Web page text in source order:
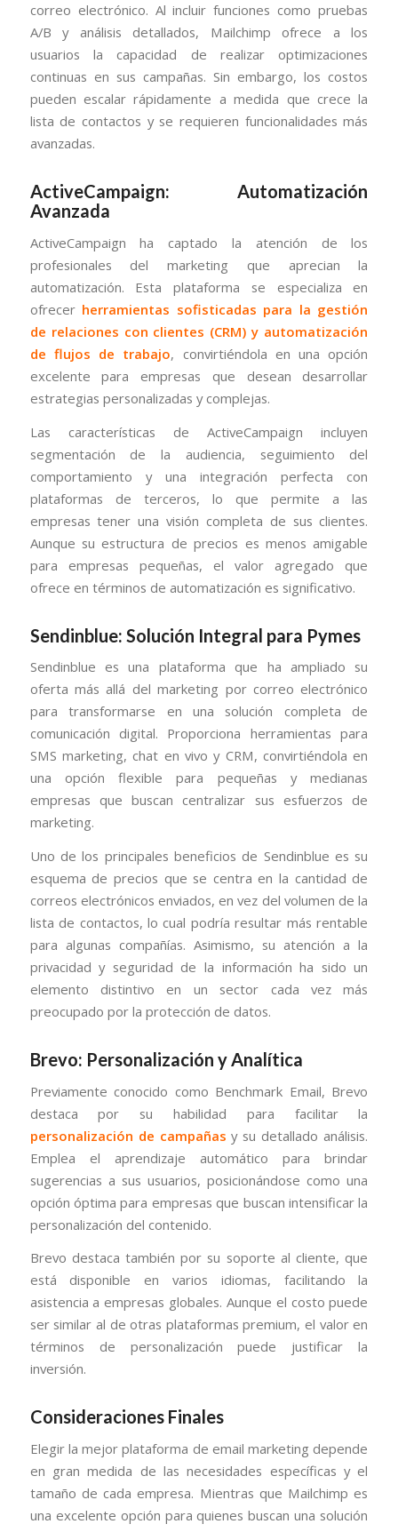
correo electrónico. Al incluir funciones como pruebas
A/B y análisis detallados, Mailchimp ofrece a los
usuarios la capacidad de realizar optimizaciones
continuas en sus campañas. Sin embargo, los costos
pueden escalar rápidamente a medida que crece la
lista de contactos y se requieren funcionalidades más
avanzadas.
ActiveCampaign: Automatización
Avanzada
ActiveCampaign ha captado la atención de los
profesionales del marketing que aprecian la
automatización. Esta plataforma se especializa en
ofrecer herramientas sofisticadas para la gestión
de relaciones con clientes (CRM) y automatización
de flujos de trabajo, convirtiéndola en una opción
excelente para empresas que desean desarrollar
estrategias personalizadas y complejas.
Las características de ActiveCampaign incluyen
segmentación de la audiencia, seguimiento del
comportamiento y una integración perfecta con
plataformas de terceros, lo que permite a las
empresas tener una visión completa de sus clientes.
Aunque su estructura de precios es menos amigable
para empresas pequeñas, el valor agregado que
ofrece en términos de automatización es significativo.
Sendinblue: Solución Integral para Pymes
Sendinblue es una plataforma que ha ampliado su
oferta más allá del marketing por correo electrónico
para transformarse en una solución completa de
comunicación digital. Proporciona herramientas para
SMS marketing, chat en vivo y CRM, convirtiéndola en
una opción flexible para pequeñas y medianas
empresas que buscan centralizar sus esfuerzos de
marketing.
Uno de los principales beneficios de Sendinblue es su
esquema de precios que se centra en la cantidad de
correos electrónicos enviados, en vez del volumen de la
lista de contactos, lo cual podría resultar más rentable
para algunas compañías. Asimismo, su atención a la
privacidad y seguridad de la información ha sido un
elemento distintivo en un sector cada vez más
preocupado por la protección de datos.
Brevo: Personalización y Analítica
Previamente conocido como Benchmark Email, Brevo
destaca por su habilidad para facilitar la
personalización de campañas y su detallado análisis.
Emplea el aprendizaje automático para brindar
sugerencias a sus usuarios, posicionándose como una
opción óptima para empresas que buscan intensificar la
personalización del contenido.
Brevo destaca también por su soporte al cliente, que
está disponible en varios idiomas, facilitando la
asistencia a empresas globales. Aunque el costo puede
ser similar al de otras plataformas premium, el valor en
términos de personalización puede justificar la
inversión.
Consideraciones Finales
Elegir la mejor plataforma de email marketing depende
en gran medida de las necesidades específicas y el
tamaño de cada empresa. Mientras que Mailchimp es
una excelente opción para quienes buscan una solución